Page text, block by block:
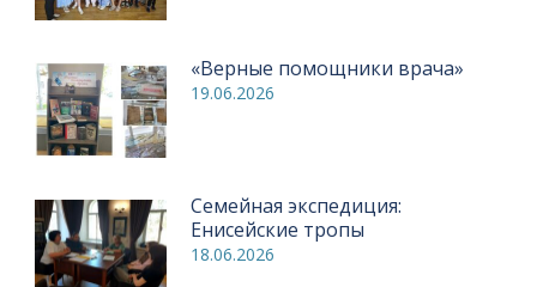
«Верные помощники врача»
19.06.2026
Семейная экспедиция:
Енисейские тропы
18.06.2026